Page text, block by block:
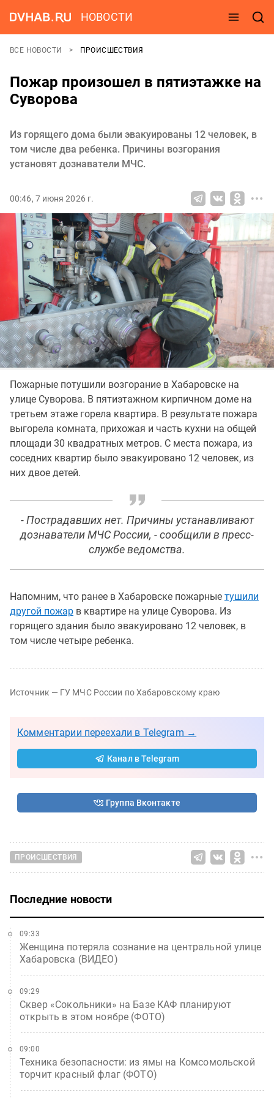
НОВОСТИ
ВСЕ НОВОСТИ ПРОИСШЕСТВИЯ
Пожар произошел в пятиэтажке на
Суворова
Из горящего дома были эвакуированы 12 человек, в
том числе два ребенка. Причины возгорания
установят дознаватели МЧС.
00:46, 7 июня 2026 г.
Пожарные потушили возгорание в Хабаровске на
улице Суворова. В пятиэтажном кирпичном доме на
третьем этаже горела квартира. В результате пожара
выгорела комната, прихожая и часть кухни на общей
площади 30 квадратных метров. С места пожара, из
соседних квартир было эвакуировано 12 человек, из
них двое детей.
- Пострадавших нет. Причины устанавливают
дознаватели МЧС России, - сообщили в пресс-
службе ведомства.
Напомним, что ранее в Хабаровске пожарные тушили
другой пожар в квартире на улице Суворова. Из
горящего здания было эвакуировано 12 человек, в
том числе четыре ребенка.
Источник — ГУ МЧС России по Хабаровскому краю
Комментарии переехали в Telegram →
Канал в Telegram
Группа Вконтакте
ПРОИСШЕСТВИЯ
Последние новости
Женщина потеряла сознание на центральной улице
Хабаровска (ВИДЕО)
09:33
Сквер «Сокольники» на Базе КАФ планируют
открыть в этом ноябре (ФОТО)
09:29
Техника безопасности: из ямы на Комсомольской
торчит красный флаг (ФОТО)
09:00